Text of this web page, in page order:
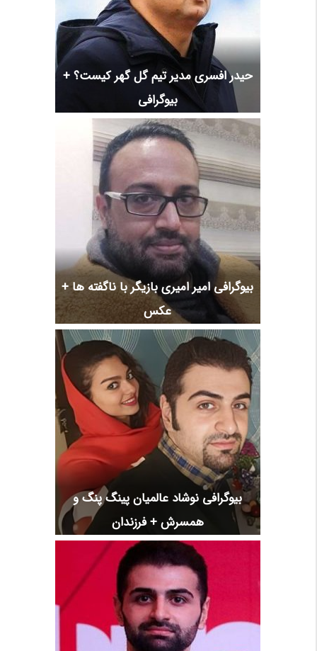
حیدر افسری مدیر تیم گل گهر کیست؟ +
بیوگرافی
بیوگرافی امیر امیری بازیگر با ناگفته ها +
عکس
بیوگرافی نوشاد عالمیان پینگ پنگ و
همسرش + فرزندان